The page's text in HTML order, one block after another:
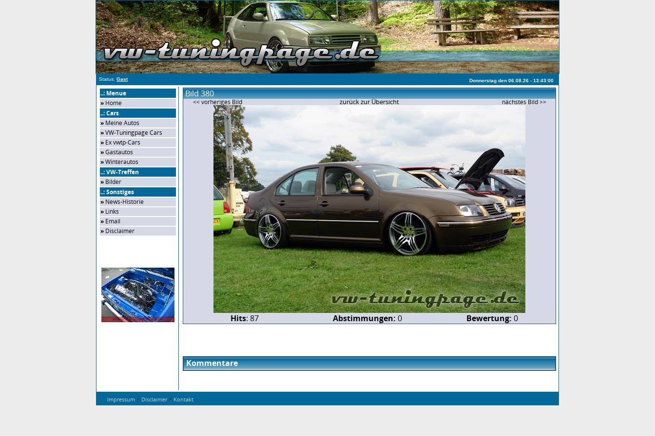
Status: Gast Donnerstag den 06.08.26 - 13:43:00
..: Menue
» Home
..: Cars
» Meine Autos
»VW-Tuningpage Cars
» Ex vwtp-Cars
»Gastautos
»Winterautos
..: VW-Treffen
» Bilder
..: Sonstiges
» News-Historie
» Links
» Email
» Disclaimer
Bild 380
<< vorheriges Bild zurück zur Übersicht nächstes Bild >>
Hits: 87 Abstimmungen: 0 Bewertung: 0
Kommentare
Impressum - Disclaimer- Kontakt